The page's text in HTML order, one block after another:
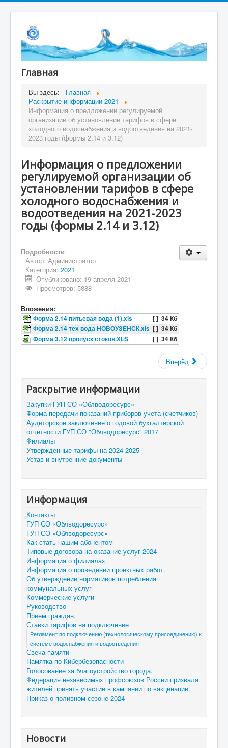
Главная
Вы здесь:
Главная
Раскрытие информации 2021
Информация о предложении регулируемой
организации об установлении тарифов в сфере
холодного водоснабжения и водоотведения на 2021-
2023 годы (формы 2.14 и 3.12)
Информация о предложении
регулируемой организации об
установлении тарифов в сфере
холодного водоснабжения и
водоотведения на 2021-2023
годы (формы 2.14 и 3.12)
Подробности
Автор: Администратор
Категория: 2021
Опубликовано: 19 апреля 2021
Просмотров: 5888
Вложения:
Форма 2.14 питьевая вода (1).xls [ ] 34 Кб
Форма 2.14 тех вода НОВОУЗЕНСК.xls [ ] 34 Кб
Форма 3.12 пропуск стоков.XLS
[ ] 34 Кб
Вперёд
Раскрытие информации
Закупки ГУП СО «Облводоресурс»
Форма передачи показаний приборов учета (счетчиков)
Аудиторское заключение о годовой бухгалтерской
отчетности ГУП СО "Облводоресурс" 2017
Филиалы
Утвержденные тарифы на 2024-2025
Устав и внутренние документы
Информация
Контакты
ГУП СО «Облводоресурс»
ГУП СО «Облводоресурс»
Как стать нашим абонентом
Типовые договора на оказание услуг 2024
Информация о филиалах
Информация о проведении проектных работ.
Об утверждении нормативов потребления
коммунальных услуг
Коммерческие услуги
Руководство
Прием граждан.
Ставки тарифов на подключение
Регламент по подключению (технологическому присоединению) к
системе водоснабжения и водоотведения
Свеча памяти
Памятка по Кибербезопасности
Голосование за благоустройство города.
Федерация независимых профсоюзов России призвала
жителей принять участие в кампании по вакцинации.
Приказ о поливном сезоне 2024
Новости